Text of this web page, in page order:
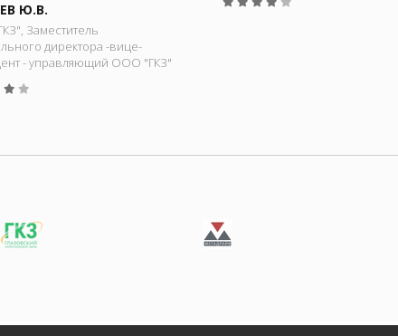
Ю.В.
Заместитель
директора -вице-
- управляющий ООО "ГКЗ"